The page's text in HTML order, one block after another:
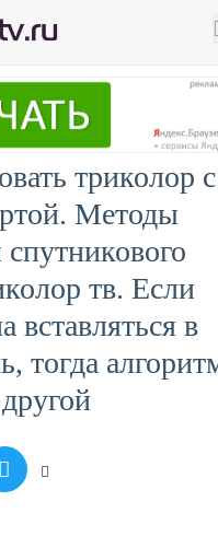
триколор с
Методы
тв. Если
вставляться в
тогда